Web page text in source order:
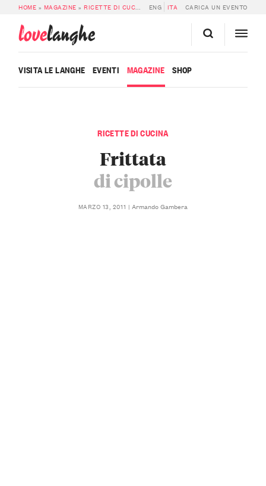
HOME » MAGAZINE »RICETTE DI CUCINA »FRITTATA DI CIPOLLE
ENG ITA CARICA UN EVENTO
lovelanghe
VISITA LE LANGHE EVENTI MAGAZINE SHOP
RICETTE DI CUCINA
Frittata
di cipolle
MARZO 13, 2011 Armando Gambera